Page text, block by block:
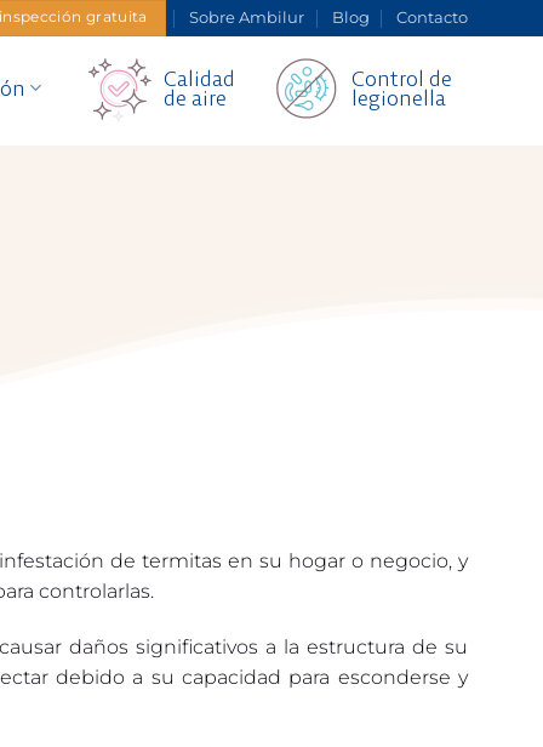
gratuita Sobre Ambilur Blog Contacto
Calidad
de aire
Control de
legionella
de termitas en su hogar o negocio, y
controlarlas.
daños significativos a la estructura de su
debido a su capacidad para esconderse y